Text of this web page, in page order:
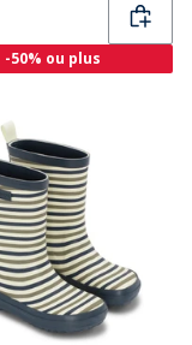
-50% ou plus